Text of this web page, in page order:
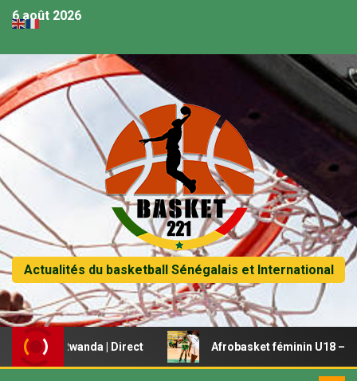
6 août 2026
Actualités du basketball Sénégalais et International
vs Rwanda | Direct Afrobasket féminin U18 – Le